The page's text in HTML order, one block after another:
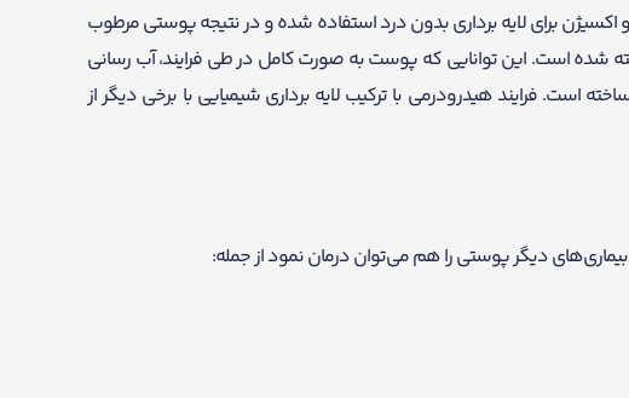
برای لایه برداری بدون درد استفاده شده و در نتیجه پوستی مرطوب
شده است. این توانایی که پوست به صورت کامل در طی فرایند، آب رسانی
است. فرایند هیدرودرمی با ترکیب لایه برداری شیمیایی با برخی دیگر از
دیگر پوستی را هم می‌توان درمان نمود از جمله: